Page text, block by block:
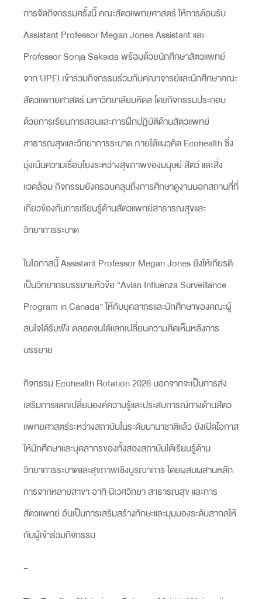
การจัดกิจกรรมครั้งนี้ คณะสัตวแพทยศาสตร์ ให้การต้อนรับ
Assistant Professor Megan Jones Assistant และ
Professor Sonja Saksida พร้อมด้วยนักศึกษาสัตวแพทย์
จาก UPEI เข้าร่วมกิจกรรมร่วมกับคณาจารย์และนักศึกษาคณะ
สัตวแพทยศาสตร์ มหาวิทยาลัยมหิดล โดยกิจกรรมประกอบ
ด้วยการเรียนการสอนและการฝึกปฏิบัติด้านสัตวแพทย์
สาธารณสุขและวิทยาการระบาด ภายใต้แนวคิด Ecohealth ซึ่ง
มุ่งเน้นความเชื่อมโยงระหว่างสุขภาพของมนุษย์ สัตว์ และสิ่ง
แวดล้อม กิจกรรมยังครอบคลุมถึงการศึกษาดูงานนอกสถานที่ที่
เกี่ยวข้องกับการเรียนรู้ด้านสัตวแพทย์สาธารณสุขและ
วิทยาการระบาด
ในโอกาสนี้ Assistant Professor Megan Jones ยังให้เกียรติ
เป็นวิทยากรบรรยายหัวข้อ “Avian Influenza Surveillance
Program in Canada” ให้กับบุคลากรและนักศึกษาของคณะผู้
สนใจได้รับฟัง ตลอดจนได้แลกเปลี่ยนความคิดเห็นหลังการ
บรรยาย
กิจกรรม Ecohealth Rotation 2026 นอกจากจะเป็นการส่ง
เสริมการแลกเปลี่ยนองค์ความรู้และประสบการณ์ทางด้านสัตว
แพทยศาสตร์ระหว่างสถาบันในระดับนานาชาติแล้ว ยังเปิดโอกาส
ให้นักศึกษาและบุคลากรของทั้งสองสถาบันได้เรียนรู้ด้าน
วิทยาการระบาดและสุขภาพเชิงบูรณาการ โดยผสมผสานหลัก
การจากหลายสาขา อาทิ นิเวศวิทยา สาธารณสุข และการ
สัตวแพทย์ อันเป็นการเสริมสร้างทักษะและมุมมองระดับสากลให้
กับผู้เข้าร่วมกิจกรรม
-